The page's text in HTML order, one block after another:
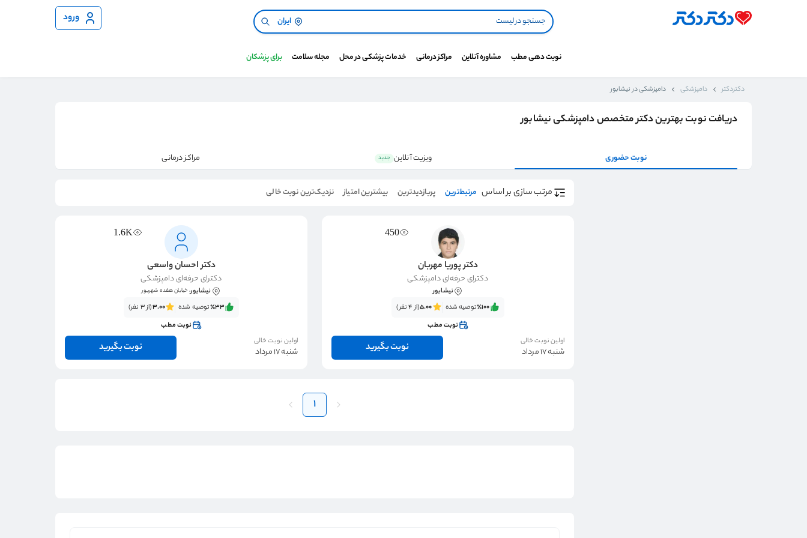
ایران ورود
نوبت دهی مطب مشاوره آنلاین مراکز درمانی خدمات پزشکی در محل مجله سلامت برای پزشکان
دکتردکتر دامپزشکی دامپزشکی در نیشابور
دریافت نوبت بهترین دکتر متخصص دامپزشکی نیشابور
نوبت حضوری ویزیت آنلاین جدید مراکز درمانی
مرتب سازی بر اساس مرتبط‌ترین پربازدیدترین بیشترین امتیاز نزدیک‌ترین نوبت خالی
450
دکتر پوریا مهربان
دکترای حرفه‌ای دامپزشکی
نیشابور
٪100‌‌‌توصیه شده 5.00(از 4 نفر)
نوبت مطب
اولین نوبت خالی
شنبه 17 مرداد نوبت بگیرید
1.6K
دکتر احسان واسعی
دکترای حرفه‌ای دامپزشکی
نیشابور، خیابان هفده شهریور
٪33‌‌‌توصیه شده 3.00(از 3 نفر)
نوبت مطب
اولین نوبت خالی
شنبه 17 مرداد نوبت بگیرید
1